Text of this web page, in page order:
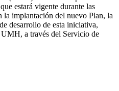
estará vigente durante las
la implantación del nuevo Plan, la
desarrollo de esta iniciativa,
a través del Servicio de